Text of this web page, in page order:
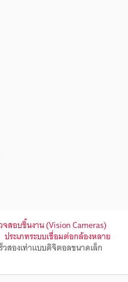
สอบชิ้นงาน (Vision Cameras)
ประเภทระบบเชื่อมต่อกล้องหลาย
สองเท่าแบบดิจิตอลขนาดเล็ก